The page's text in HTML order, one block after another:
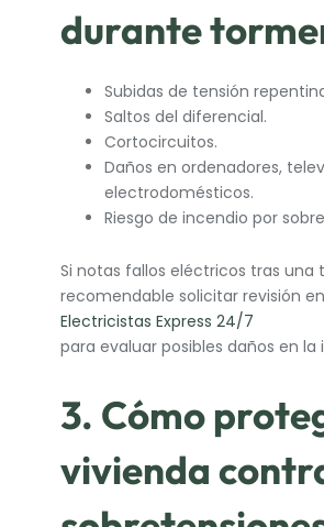
durante
Subidas de tensión
Saltos del diferencial.
Cortocircuitos.
Daños en ordenadores,
electrodomésticos.
Riesgo de incendio por
Si notas fallos eléctricos tras una
recomendable solicitar revisión en
Electricistas Express 24/7
para evaluar posibles daños en la
3. Cómo
vivienda